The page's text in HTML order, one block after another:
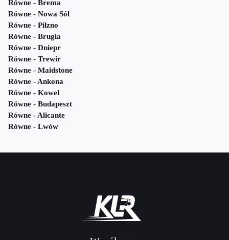
Równe - Brema
Równe - Nowa Sól
Równe - Pilzno
Równe - Brugia
Równe - Dniepr
Równe - Trewir
Równe - Maidstone
Równe - Ankona
Równe - Kowel
Równe - Budapeszt
Równe - Alicante
Równe - Lwów